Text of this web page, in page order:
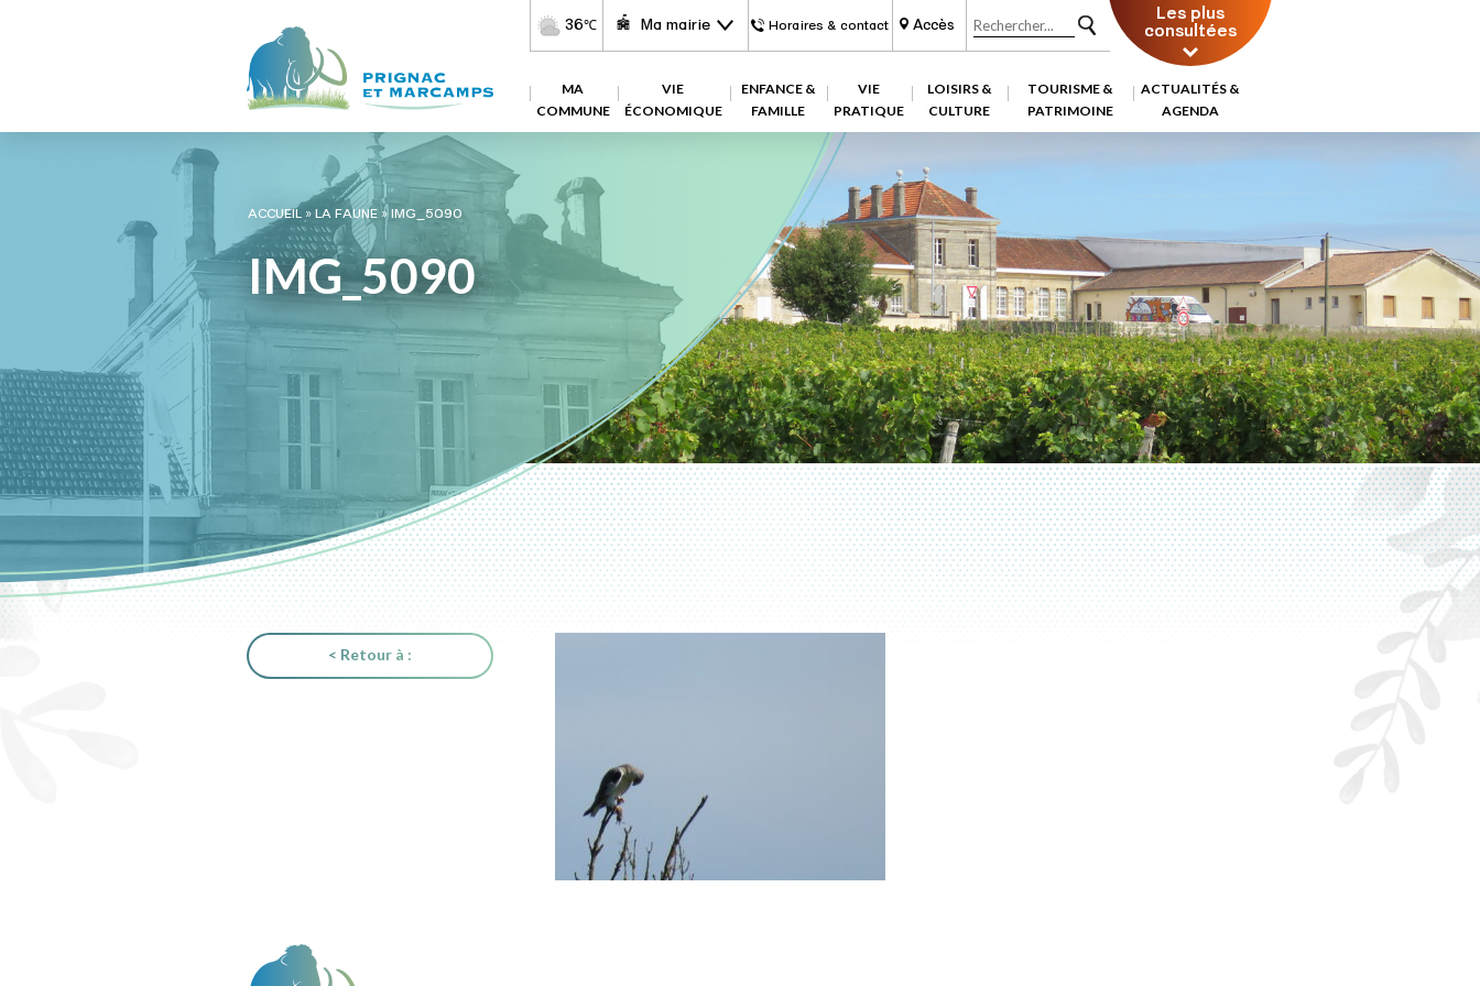
36℃ Ma mairie Horaires & contact Accès Les plus
consultées
MA
COMMUNE
VIE
ÉCONOMIQUE
ENFANCE &
FAMILLE
VIE
PRATIQUE
LOISIRS &
CULTURE
TOURISME &
PATRIMOINE
ACTUALITÉS &
AGENDA
ACCUEIL»LA FAUNE»IMG_5090
IMG_5090
< Retour à :